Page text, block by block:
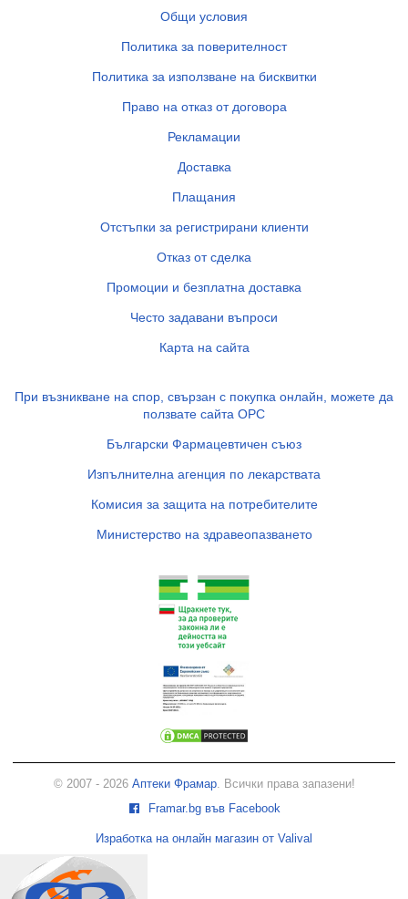
Общи условия
Политика за поверителност
Политика за използване на бисквитки
Право на отказ от договора
Рекламации
Доставка
Плащания
Отстъпки за регистрирани клиенти
Отказ от сделка
Промоции и безплатна доставка
Често задавани въпроси
Карта на сайта
При възникване на спор, свързан с покупка онлайн, можете да
ползвате сайта ОРС
Български Фармацевтичен съюз
Изпълнителна агенция по лекарствата
Комисия за защита на потребителите
Министерство на здравеопазването
© 2007 - 2026 Аптеки Фрамар. Всички права запазени!
Framar.bg във Facebook
Изработка на онлайн магазин от Valival